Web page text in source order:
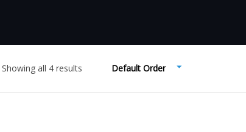
Showing all 4 results Default Order